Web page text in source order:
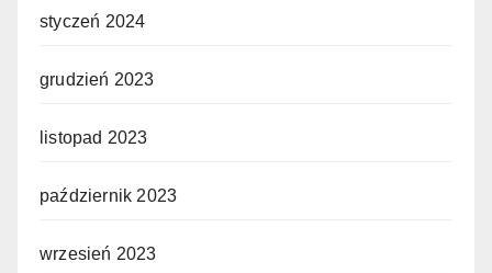
styczeń 2024
grudzień 2023
listopad 2023
październik 2023
wrzesień 2023